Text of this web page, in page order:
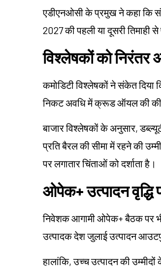
एडीएनओसी के प्रमुख ने कहा कि
2027 की पहली या दूसरी
विश्लेषकों को निरंतर
कमोडिटी विश्लेषकों ने संकेत दिया
निकट अवधि में क्रूड ऑयल की
बाजार विश्लेषकों के अनुसार,
प्रति बैरल की सीमा में रहने की
पर लगातार चिंताओं को दर्शाता है।
ओपेक+ उत्पादन वृद्धि
निवेशक आगामी ओपेक+ बैठक पर
उत्पादक देश जुलाई उत्पादन
हालांकि, उच्च उत्पादन की